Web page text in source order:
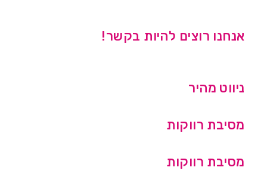
אנחנו רוצים להיות בקשר!
ניווט מהיר
מסיבת רווקות
מסיבת רווקות